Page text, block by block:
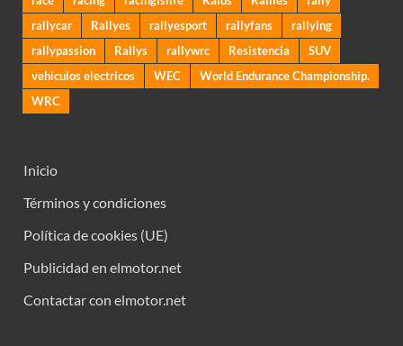
rallycar
Rallyes rallyesport rallyfans
rallying
rallypassion
Rallys rallywrc Resistencia
SUV
vehiculos electricos
WEC
World Endurance Championship.
WRC
Inicio
Términos y condiciones
Política de cookies (UE)
Publicidad en elmotor.net
Contactar con elmotor.net